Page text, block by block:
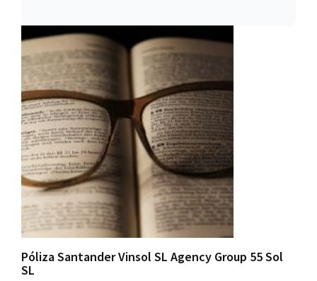
Póliza Santander Vinsol SL Agency Group 55 Sol
SL